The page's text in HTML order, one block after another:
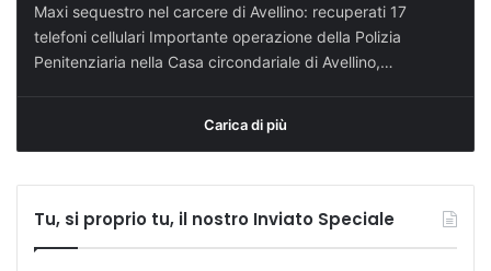
Maxi sequestro nel carcere di Avellino: recuperati 17
telefoni cellulari Importante operazione della Polizia
Penitenziaria nella Casa circondariale di Avellino,…
Carica di più
Tu, si proprio tu, il nostro Inviato Speciale